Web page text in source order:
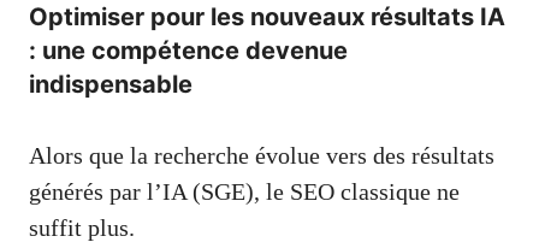
Optimiser pour les nouveaux résultats IA
: une compétence devenue
indispensable
Alors que la recherche évolue vers des résultats
générés par l’IA (SGE), le SEO classique ne
suffit plus.